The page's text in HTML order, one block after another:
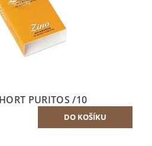
PURITOS /10